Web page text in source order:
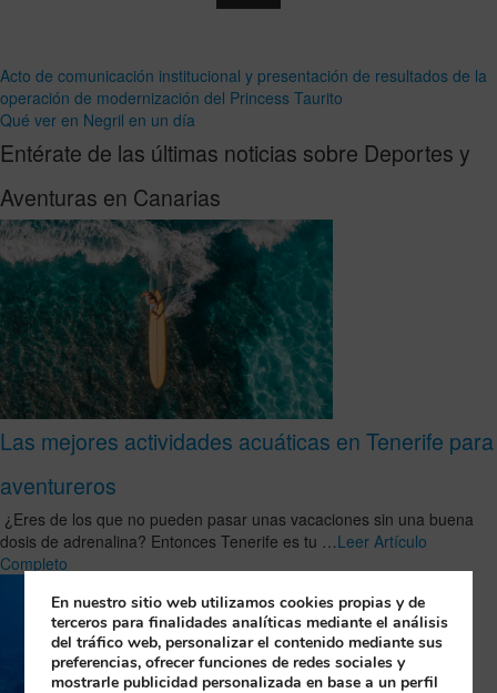
Acto de comunicación institucional y presentación de resultados de la
operación de modernización del Princess Taurito
Qué ver en Negril en un día
Entérate de las últimas noticias sobre Deportes y
Aventuras en Canarias
Las mejores actividades acuáticas en Tenerife para
aventureros
¿Eres de los que no pueden pasar unas vacaciones sin una buena
dosis de adrenalina? Entonces Tenerife es tu …Leer Artículo
Completo
En nuestro sitio web utilizamos cookies propias y de
terceros para finalidades analíticas mediante el análisis
del tráfico web, personalizar el contenido mediante sus
preferencias, ofrecer funciones de redes sociales y
mostrarle publicidad personalizada en base a un perfil